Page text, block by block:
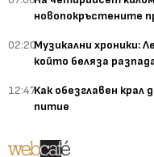
новопокръстените
02:20Музикални хроники:
който беляза
12:47Как обезглавен
питие